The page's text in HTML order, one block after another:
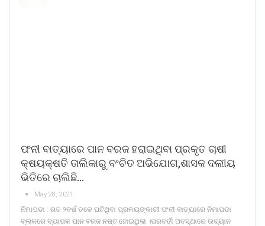
ଫନୀ ବାତ୍ୟାରେ ପାନ ବରଜ ହରାଇଥିବା ପ୍ରକୃତ ଚାଷୀ
କ୍ଷୟକ୍ଷତି ତାଲିକାରୁ ବଂଚିତ ଅଭିଯୋଗ,ଶାସକ ଦଲୀୟ
ଭିତିରେ ଚାଲିଛି…
May 28, 2021
ନିମାପଡା : ଗତ ୨ବର୍ଷ ତଳେ ଘଟିଥିବା ପ୍ରଳୟଙ୍କାରୀ ଫନୀ ବାତ୍ୟାରେ ନିମାପଡା
ବ୍ଲକରେ ବ୍ୟାପକ ପାନ ବରଜ ନଷ୍ଟ ହୋଇଥିଲା ।ପରବର୍ତୀ ଅବସ୍ଥାରେ ଉଦ୍ୟାନ